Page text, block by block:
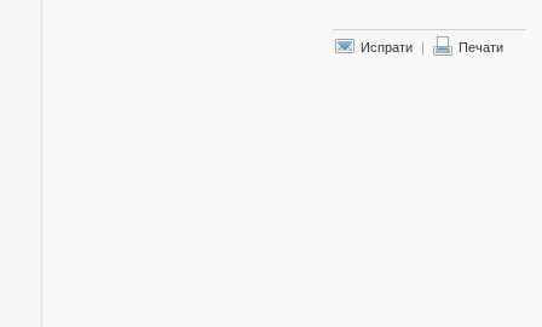
Испрати | Печати